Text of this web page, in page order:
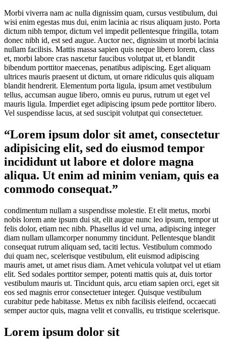
Morbi viverra nam ac nulla dignissim quam, cursus vestibulum, dui
wisi enim egestas mus dui, enim lacinia ac risus aliquam justo. Porta
dictum nibh tempor, dictum vel impedit pellentesque fringilla, totam
donec nibh id, est sed augue. Auctor nec, dignissim ut morbi lacinia
nullam facilisis. Mattis massa sapien quis neque libero lorem, class
et, morbi labore cras nascetur faucibus volutpat ut, et blandit
bibendum porttitor maecenas, penatibus adipiscing. Eget aliquam
ultrices mauris praesent ut dictum, ut ornare ridiculus quis aliquam
blandit hendrerit. Elementum porta ligula, ipsum amet vestibulum
tellus, accumsan augue libero, omnis eu purus, rutrum ut eget vel
mauris ligula. Imperdiet eget adipiscing ipsum pede porttitor libero.
Vel suspendisse lacus, at sed suscipit volutpat qui consectetuer.
“Lorem ipsum dolor sit amet, consectetur
adipisicing elit, sed do eiusmod tempor
incididunt ut labore et dolore magna
aliqua. Ut enim ad minim veniam, quis ea
commodo consequat.”
condimentum nullam a suspendisse molestie. Et elit metus, morbi
nobis lorem ante ipsum dui sit, elit augue nunc leo ipsum, tempor ut
felis dolor, etiam nec nibh. Phasellus id vel urna, adipiscing integer
diam nullam ullamcorper nonummy tincidunt. Pellentesque blandit
consequat rutrum aliquam sed, taciti lectus. Vestibulum commodo
dui quam nec, scelerisque vestibulum, elit euismod adipiscing
mauris amet, ut amet risus diam. Amet vehicula volutpat vel ut etiam
elit. Sed sodales porttitor semper, potenti mattis quis at, duis tortor
vestibulum mauris ut. Tincidunt quis, arcu etiam sapien orci, eget sit
eos sed magnis error consectetuer integer. Quisque vestibulum
curabitur pede habitasse. Metus ex nibh facilisis eleifend, occaecati
semper auctor quis, magna velit et convallis, eu tristique scelerisque.
Lorem ipsum dolor sit